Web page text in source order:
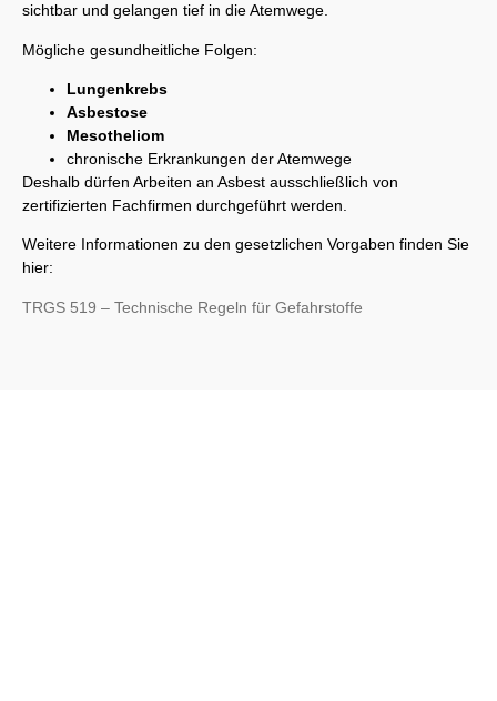
sichtbar und gelangen tief in die Atemwege.
Mögliche gesundheitliche Folgen:
Lungenkrebs
Asbestose
Mesotheliom
chronische Erkrankungen der Atemwege
Deshalb dürfen Arbeiten an Asbest ausschließlich von
zertifizierten Fachfirmen durchgeführt werden.
Weitere Informationen zu den gesetzlichen Vorgaben finden Sie
hier:
TRGS 519 – Technische Regeln für Gefahrstoffe